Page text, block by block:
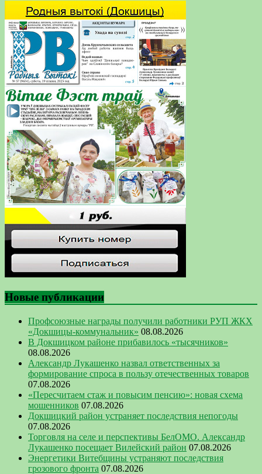
Новые публикации
Профсоюзные награды получили работники РУП ЖКХ
«Докшицы-коммунальник» 08.08.2026
В Докшицком районе прибавилось «тысячников»
08.08.2026
Александр Лукашенко назвал ответственных за
формирование спроса в пользу отечественных товаров
07.08.2026
«Пересчитаем стаж и повысим пенсию»: новая схема
мошенников 07.08.2026
Докшицкий район устраняет последствия непогоды
07.08.2026
Торговля на селе и перспективы БелОМО. Александр
Лукашенко посещает Вилейский район 07.08.2026
Энергетики Витебщины устраняют последствия
грозового фронта 07.08.2026